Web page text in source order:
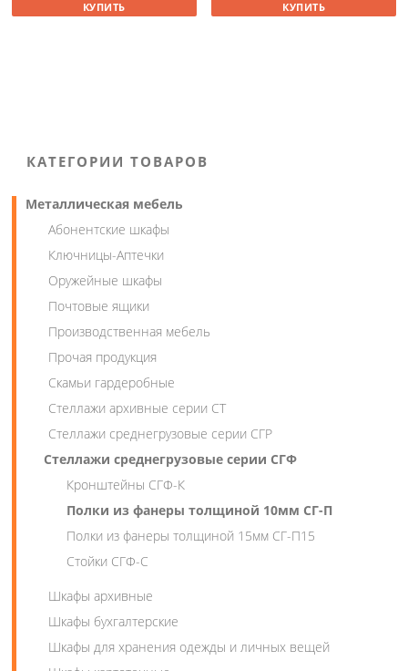
КУПИТЬ КУПИТЬ
КАТЕГОРИИ ТОВАРОВ
Металлическая мебель
Абонентские шкафы
Ключницы-Аптечки
Оружейные шкафы
Почтовые ящики
Производственная мебель
Прочая продукция
Скамьи гардеробные
Стеллажи архивные серии СТ
Стеллажи среднегрузовые серии СГР
Стеллажи среднегрузовые серии СГФ
Кронштейны СГФ-К
Полки из фанеры толщиной 10мм СГ-П
Полки из фанеры толщиной 15мм СГ-П15
Стойки СГФ-С
Шкафы архивные
Шкафы бухгалтерские
Шкафы для хранения одежды и личных вещей